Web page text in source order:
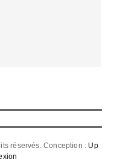
réservés. Conception : Up